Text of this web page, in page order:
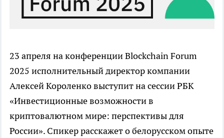
23 апреля на конференции Blockchain Forum
2025 исполнительный директор компании
Алексей Короленко выступит на сессии РБК
«Инвестиционные возможности в
криптовалютном мире: перспективы для
России». Спикер расскажет о белорусском опыте